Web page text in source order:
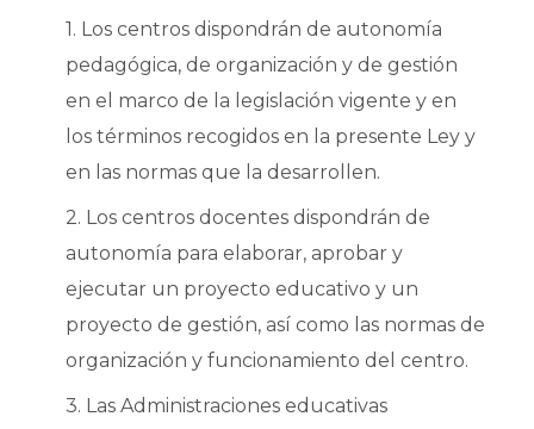
1. Los centros dispondrán de autonomía
pedagógica, de organización y de gestión
en el marco de la legislación vigente y en
los términos recogidos en la presente Ley y
en las normas que la desarrollen.
2. Los centros docentes dispondrán de
autonomía para elaborar, aprobar y
ejecutar un proyecto educativo y un
proyecto de gestión, así como las normas de
organización y funcionamiento del centro.
3. Las Administraciones educativas